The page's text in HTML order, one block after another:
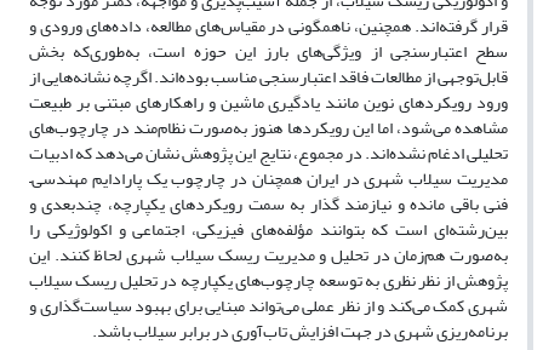
قرار گرفته‌اند. همچنین، ناهمگونی در مقیاس‌های مطالعه، داده‌های ورودی و
سطح اعتبارسنجی از ویژگی‌های بارز این حوزه است، به‌طوری‌که بخش
قابل‌توجهی از مطالعات فاقد اعتبارسنجی مناسب بوده‌اند. اگرچه نشانه‌هایی از
ورود رویکردهای نوین مانند یادگیری ماشین و راهکارهای مبتنی بر طبیعت
مشاهده می‌شود، اما این رویکردها هنوز به‌صورت نظام‌مند در چارچوب‌های
تحلیلی ادغام نشده‌اند. در مجموع، نتایج این پژوهش نشان می‌دهد که ادبیات
مدیریت سیلاب شهری در ایران همچنان در چارچوب یک پارادایم مهندسی–
فنی باقی مانده و نیازمند گذار به سمت رویکردهای یکپارچه، چندبعدی و
بین‌رشته‌ای است که بتوانند مؤلفه‌های فیزیکی، اجتماعی و اکولوژیکی را
به‌صورت هم‌زمان در تحلیل و مدیریت ریسک سیلاب شهری لحاظ کنند. این
پژوهش از نظر نظری به توسعه چارچوب‌های یکپارچه در تحلیل ریسک سیلاب
شهری کمک می‌کند و از نظر عملی می‌تواند مبنایی برای بهبود سیاست‌گذاری و
برنامه‌ریزی شهری در جهت افزایش تاب‌آوری در برابر سیلاب باشد.